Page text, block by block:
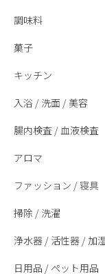
調味料
菓子
キッチン
入浴 / 洗面 / 美容
腸内検査 / 血液検査
アロマ
ファッション / 寝具
掃除 / 洗濯
浄水器 / 活性器 / 加
日用品 / ペット用品